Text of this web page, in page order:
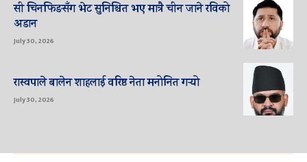
सी चिनफिङसँग भेट सुनिश्चित भए मात्रै चीन जाने रविको
अडान
July 30, 2026
रास्वपाले बालेन शाहलाई वरिष्ठ नेता मनोनित गर्‍यो
July 30, 2026